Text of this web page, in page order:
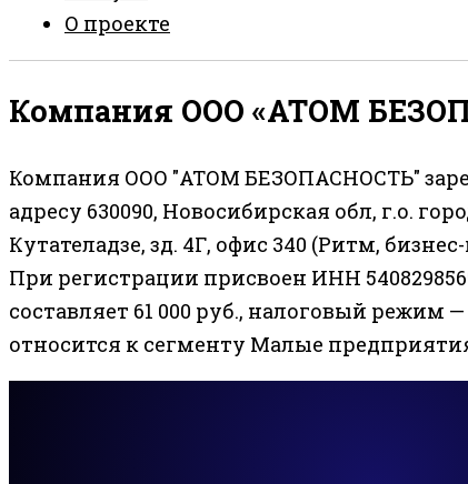
О проекте
Компания ООО «АТОМ
Компания ООО "АТОМ БЕЗОПАСНОСТЬ"
адресу 630090, Новосибирская обл, г.о.
Кутателадзе, зд. 4Г, офис 340 (Ритм,
При регистрации присвоен ИНН
составляет 61 000 руб., налоговый режим
относится к сегменту Малые